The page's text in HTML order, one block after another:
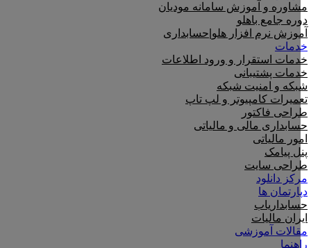
مشاوره و آموزش سامانه مودیان
دوره جامع باهلو
آموزش نرم افزار هلو|حسابداری
خدمات
خدمات استقرار و ورود اطلاعات
خدمات پشتیبانی
شبکه و امنیت شبکه
تعمیرات کامپیوتر و لپ تاپ
طراحی فاکتور
حسابداری مالی و مالیاتی
امور مالیاتی
پنل پیامک
طراحی سایت
مرکز دانلود
دپارتمان ها
حسابداریاب
ایران مالیات
مقالات آموزشی
راهنما